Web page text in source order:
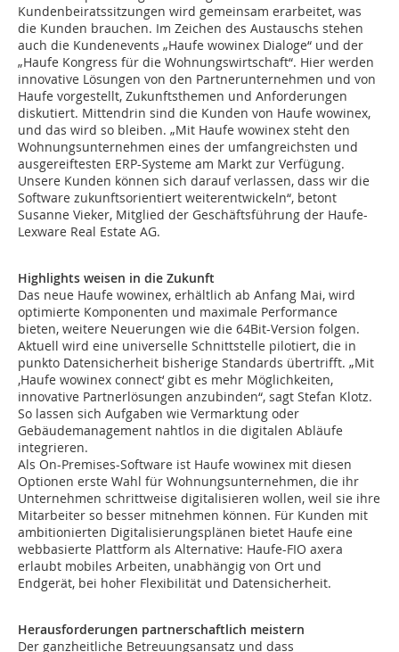
Kundenbeiratssitzungen wird gemeinsam erarbeitet, was
die Kunden brauchen. Im Zeichen des Austauschs stehen
auch die Kundenevents „Haufe wowinex Dialoge“ und der
„Haufe Kongress für die Wohnungswirtschaft“. Hier werden
innovative Lösungen von den Partnerunternehmen und von
Haufe vorgestellt, Zukunftsthemen und Anforderungen
diskutiert. Mittendrin sind die Kunden von Haufe wowinex,
und das wird so bleiben. „Mit Haufe wowinex steht den
Wohnungsunternehmen eines der umfangreichsten und
ausgereiftesten ERP-Systeme am Markt zur Verfügung.
Unsere Kunden können sich darauf verlassen, dass wir die
Software zukunftsorientiert weiterentwickeln“, betont
Susanne Vieker, Mitglied der Geschäftsführung der Haufe-
Lexware Real Estate AG.
Highlights weisen in die Zukunft
Das neue Haufe wowinex, erhältlich ab Anfang Mai, wird
optimierte Komponenten und maximale Performance
bieten, weitere Neuerungen wie die 64Bit-Version folgen.
Aktuell wird eine universelle Schnittstelle pilotiert, die in
punkto Datensicherheit bisherige Standards übertrifft. „Mit
‚Haufe wowinex connect‘ gibt es mehr Möglichkeiten,
innovative Partnerlösungen anzubinden“, sagt Stefan Klotz.
So lassen sich Aufgaben wie Vermarktung oder
Gebäudemanagement nahtlos in die digitalen Abläufe
integrieren.
Als On-Premises-Software ist Haufe wowinex mit diesen
Optionen erste Wahl für Wohnungsunternehmen, die ihr
Unternehmen schrittweise digitalisieren wollen, weil sie ihre
Mitarbeiter so besser mitnehmen können. Für Kunden mit
ambitionierten Digitalisierungsplänen bietet Haufe eine
webbasierte Plattform als Alternative: Haufe-FIO axera
erlaubt mobiles Arbeiten, unabhängig von Ort und
Endgerät, bei hoher Flexibilität und Datensicherheit.
Herausforderungen partnerschaftlich meistern
Der ganzheitliche Betreuungsansatz und dass